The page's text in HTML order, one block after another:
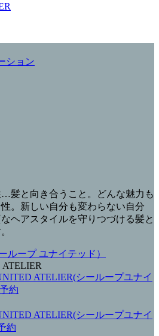
ション
髪と向き合うこと。どんな魅力も
。新しい自分も変わらない自分
ヘアスタイルを守りつづける髪と